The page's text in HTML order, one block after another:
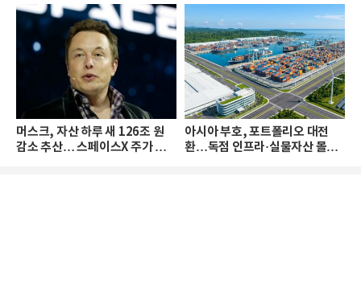
머스크, 자산 하루 새 126조 원
감소 추산… 스페이스X 주가 하
아시아 부호, 포트폴리오 대전
환…독점 인프라·실물자산 몰린